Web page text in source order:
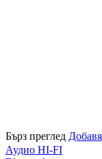
Бърз преглед
Аудио HI-FI